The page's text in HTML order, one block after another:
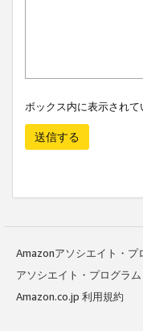
ボックス内に表示されて
送信する
Amazonアソシエイト・プ
アソシエイト・プログラ
Amazon.co.jp 利用規約